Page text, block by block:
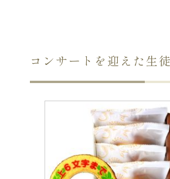
コンサートを迎えた生